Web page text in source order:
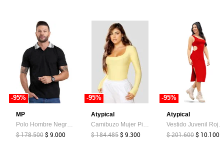
-95%
MP
Polo Hombre Negro Mp 4104
$ 178.500 $ 9.000
-95%
Atypical
Camibuzo Mujer Piña Colada Atypical 113985
$ 184.485$ 9.300
-95%
Atypical
$ 201.600$ 10.100